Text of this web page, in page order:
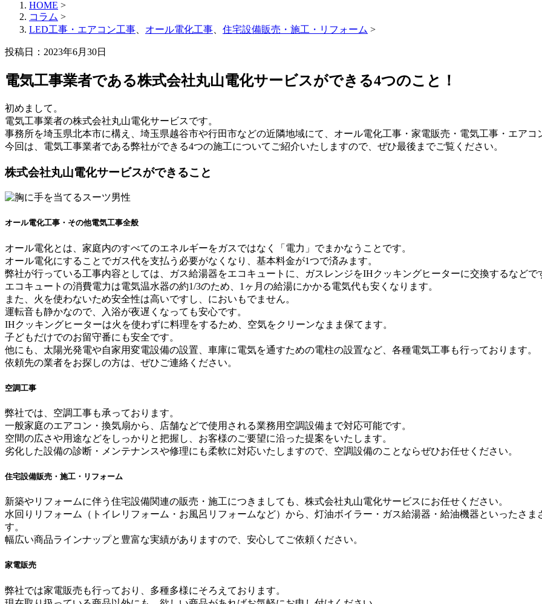
HOME >
コラム >
LED工事・エアコン工事
オール電化工事 住宅設備販売・施工・リフォーム >
投稿日：2023年6月30日
電気工事業者である株式会社丸山電化サービスができる4つのこと！
初めまして。
電気工事業者の株式会社丸山電化サービスです。
事務所を埼玉県北本市に構え、埼玉県越谷市や行田市などの近隣地域にて、オール電化工事・家電販売・電気工事・エアコ
今回は、電気工事業者である弊社ができる4つの施工についてご紹介いたしますので、ぜひ最後までご覧ください。
株式会社丸山電化サービスができること
オール電化工事・その他電気工事全般
オール電化とは、家庭内のすべてのエネルギーをガスではなく「電力」でまかなうことです。
オール電化にすることでガス代を支払う必要がなくなり、基本料金が1つで済みます。
弊社が行っている工事内容としては、ガス給湯器をエコキュートに、ガスレンジをIHクッキングヒーターに交換するなどで
エコキュートの消費電力は電気温水器の約1/3のため、1ヶ月の給湯にかかる電気代も安くなります。
また、火を使わないため安全性は高いですし、においもでません。
運転音も静かなので、入浴が夜遅くなっても安心です。
IHクッキングヒーターは火を使わずに料理をするため、空気をクリーンなまま保てます。
子どもだけでのお留守番にも安全です。
他にも、太陽光発電や自家用変電設備の設置、車庫に電気を通すための電柱の設置など、各種電気工事も行っております。
依頼先の業者をお探しの方は、ぜひご連絡ください。
空調工事
弊社では、空調工事も承っております。
一般家庭のエアコン・換気扇から、店舗などで使用される業務用空調設備まで対応可能です。
空間の広さや用途などをしっかりと把握し、お客様のご要望に沿った提案をいたします。
劣化した設備の診断・メンテナンスや修理にも柔軟に対応いたしますので、空調設備のことならぜひお任せください。
住宅設備販売・施工・リフォーム
新築やリフォームに伴う住宅設備関連の販売・施工につきましても、株式会社丸山電化サービスにお任せください。
水回りリフォーム（トイレリフォーム・お風呂リフォームなど）から、灯油ボイラー・ガス給湯器・給油機器といったさ
す。
幅広い商品ラインナップと豊富な実績がありますので、安心してご依頼ください。
家電販売
弊社では家電販売も行っており、多種多様にそろえております。